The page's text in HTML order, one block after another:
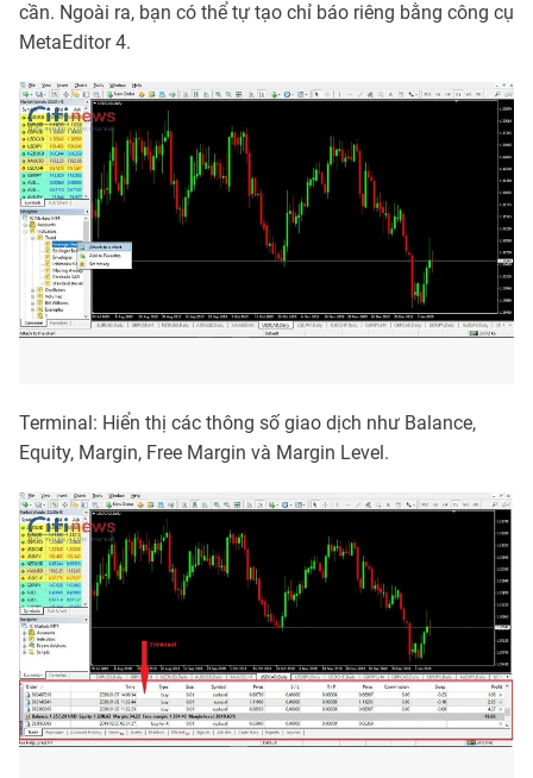
cần. Ngoài ra, bạn có thể tự tạo chỉ báo riêng bằng công cụ
MetaEditor 4.
Terminal: Hiển thị các thông số giao dịch như Balance,
Equity, Margin, Free Margin và Margin Level.